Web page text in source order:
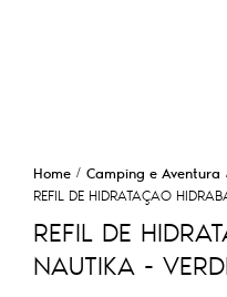
Home Camping e Aventura
REFIL DE HIDRATAÇAO
REFIL DE
NAUTIKA -